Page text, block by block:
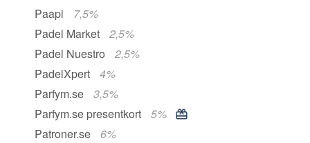
Paapi
7,5%
Padel Market
2,5%
Padel Nuestro
2,5%
PadelXpert
4%
Parfym.se
3,5%
Parfym.se presentkort
5%
Patroner.se
6%